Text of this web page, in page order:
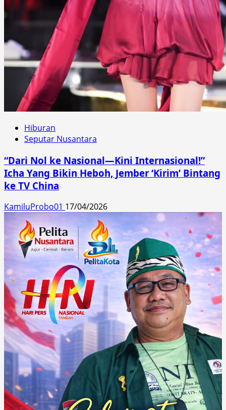
Hiburan
Seputar Nusantara
“Dari Nol ke Nasional—Kini Internasional!”
Icha Yang Bikin Heboh, Jember ‘Kirim’ Bintang
ke TV China
KamiluProbo01 17/04/2026